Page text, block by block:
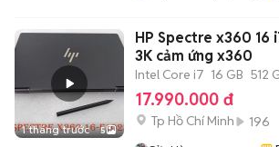
1 tháng trước 5
HP Spectre x360 16
3K cảm ứng x360
Intel Core i7 16 GB 512
17.990.000 đ
Tp Hồ Chí Minh 196